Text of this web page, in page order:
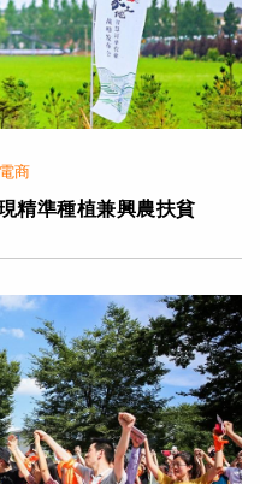
電商
精準種植兼興農扶貧